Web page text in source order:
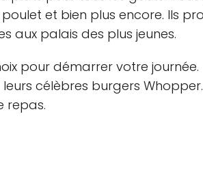
et bien plus encore. Ils
aux palais des plus jeunes.
pour démarrer votre journée.
célèbres burgers
repas.